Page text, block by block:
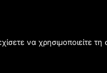
να χρησιμοποιείτε